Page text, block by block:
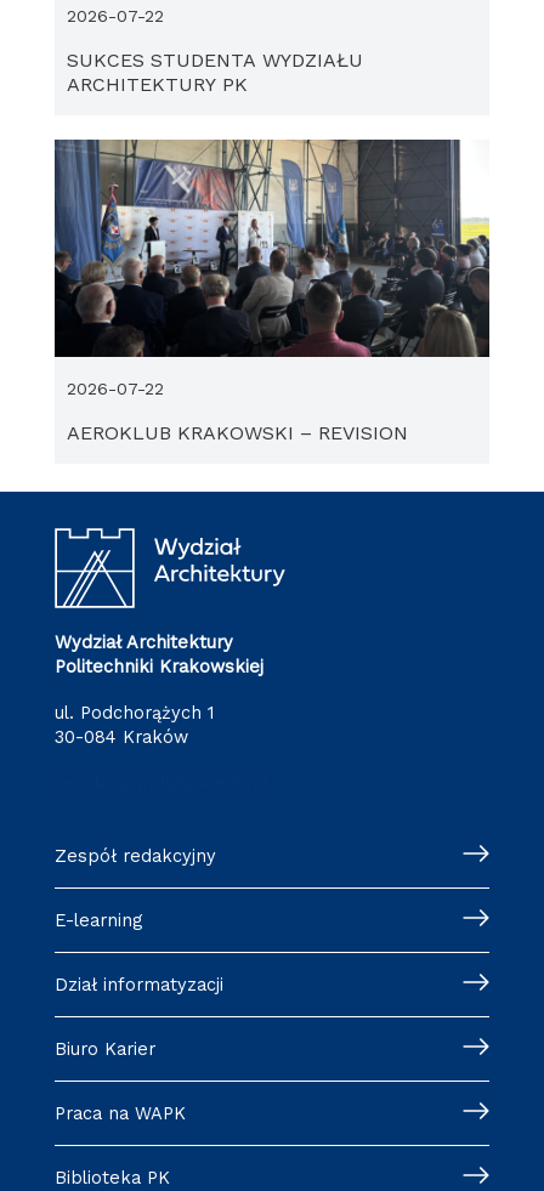
SUKCES STUDENTA WYDZIAŁU
ARCHITEKTURY PK
2026-07-22
AEROKLUB KRAKOWSKI – REVISION
2026-07-22
Wydział Architektury
Politechniki Krakowskiej
ul. Podchorążych 1
30-084 Kraków
Zespół redakcyjny
E-learning
Dział informatyzacji
Biuro Karier
Praca na WAPK
Biblioteka PK